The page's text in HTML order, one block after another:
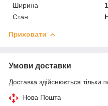
Ширина
Стан
Приховати
Умови доставки
Доставка здійснюється тільки
Нова Пошта